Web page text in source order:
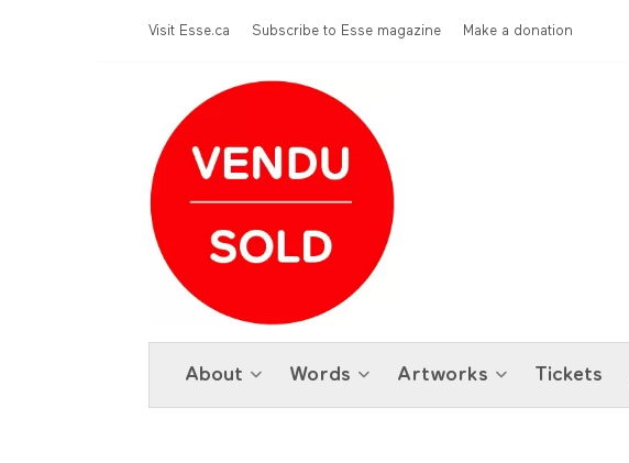
Menu Top
Visit Esse.ca Subscribe to Esse magazine Make a donation
About Words Artworks Tickets